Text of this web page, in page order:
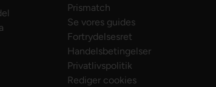
Prismatch
Se vores guides
Fortrydelsesret
Handelsbetingelser
Privatlivspolitik
Rediger cookies